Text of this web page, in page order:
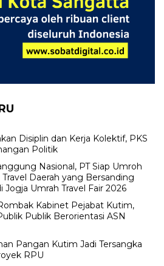
Disiplin dan Kerja Kolektif, PKS
Politik
Nasional, PT Siap Umroh
Daerah yang Bersanding
Jogja Umrah Travel Fair 2026
Kabinet Pejabat Kutim,
Publik Berorientasi ASN
Pangan Kutim Jadi Tersangka
RPU